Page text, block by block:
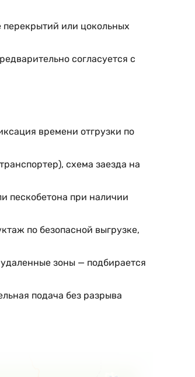
перекрытий или цокольных
согласуется с
времени отгрузки по
схема заезда на
пескобетона при наличии
по безопасной выгрузке,
зоны — подбирается
подача без разрыва